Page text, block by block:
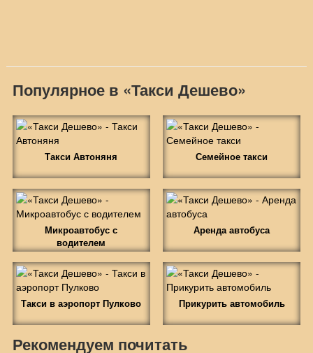
Популярное в «Такси Дешево»
Такси Автоняня Семейное такси
Микроавтобус с
водителем
Аренда автобуса
Такси в аэропорт Пулково Прикурить автомобиль
Рекомендуем почитать